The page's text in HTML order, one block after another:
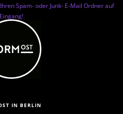
Spam- oder Junk- E-Mail Ordner auf
Eingang!
IN BERLIN